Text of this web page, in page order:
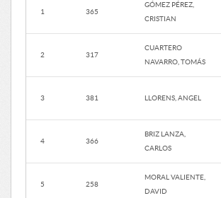
1 365
GÓMEZ PÉREZ,
CRISTIAN
2 317
CUARTERO
NAVARRO, TOMÁS
3 381 LLORENS, ANGEL
4 366
BRIZ LANZA,
CARLOS
5 258
MORAL VALIENTE,
DAVID